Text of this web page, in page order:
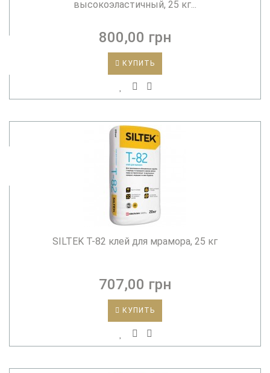
высокоэластичный, 25 кг...
800,00 грн
КУПИТЬ
SILTEK T-82 клей для мрамора, 25 кг
707,00 грн
КУПИТЬ